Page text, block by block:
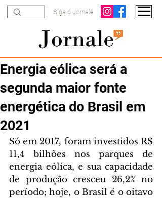
Siga o Jornale
Energia eólica será a
segunda maior fonte
energética do Brasil em
2021
Só em 2017, foram investidos R$
11,4 bilhões nos parques de
energia eólica, e sua capacidade
de produção cresceu 26,2% no
período; hoje, o Brasil é o oitavo